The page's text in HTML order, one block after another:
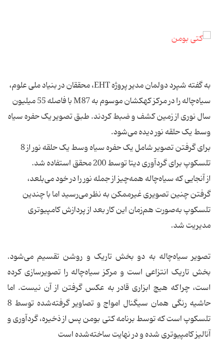
به گفته شپرد دولمان مدیر پروژه EHT، محققان در بنیاد ملی علوم،
سیاه‌چاله را در مرکز کهکشان موسوم به M87 با فاصله 55 میلیون
سال نوری از زمین کشف و ضبط کردند. طبق تصویر یک حفره سیاه
وسط یک حلقه نور دیده می‌شود.
برای گرفتن تصویر شامل یک حفره سیاه وسط یک حلقه نور از 8
تلسکوپ برای گردآوری دیتا توسط 200 محقق استفاده شد.
از آنجایی‌ که سیاه‌چاله همه‌چیز از جمله نور را در خود می‌بلعد،
گرفتن چنین تصویری غیرممکن به نظر می‌رسید اما با چندین
تلسکوپ به‌صورت هم‌زمان این کار بعد از پردازش کامپیوتری
مدیریت شد.
تصویر سیاه‌چاله به دو بخش تاریک و روشن تقسیم می‌شود.
بخش تاریک انتزاعی است و مرکز سیاه‌چاله را تصویرسازی کرده
است، چراکه هیچ ابزاری قادر به‌ عکس گرفتن از آن نیست. اما
حاشیه رنگی همان سیگنال امواج و تصاویر گرفته‌شده توسط 8
تلسکوپ است که توسط برنامه کتی بومن پس از ذخیره، گردآوری و
آنالیز کامپیوتری شده و در نهایت ساخته‌شده است